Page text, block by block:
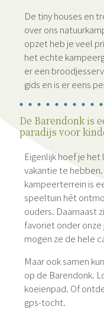
De tiny houses en
over ons
opzet heb je veel
het echte
er een
gids en is er eens
De Barendonk is
paradijs voor
Eigenlijk hoef je
vakantie te
kampeerterrein is
speeltuin hét
ouders. Daarnaast
favoriet onder
mogen ze de hele
Maar ook samen
op de Barendonk.
koeienpad. Of
gps-tocht.